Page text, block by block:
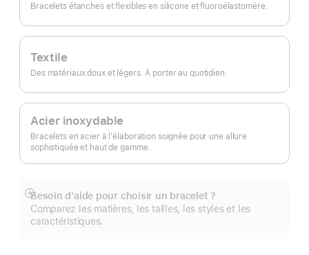
Bracelets étanches et flexibles en silicone et fluoroélastomère.
Textile
Des matériaux doux et légers. À porter au quotidien.
Acier inoxydable
Bracelets en acier à l’élaboration soignée pour une allure
sophistiquée et haut de gamme.
Besoin d’aide pour choisir un bracelet ?
Comparez les matières, les tailles, les styles et les
caractéristiques.
Afficher
plus